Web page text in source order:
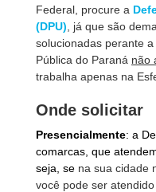
Federal, procure a
(DPU) , já que são
solucionadas perante
Pública do Paraná não
trabalha apenas na
Onde solicitar
Presencialmente: a
comarcas, que
seja, se na sua cidade
você pode ser